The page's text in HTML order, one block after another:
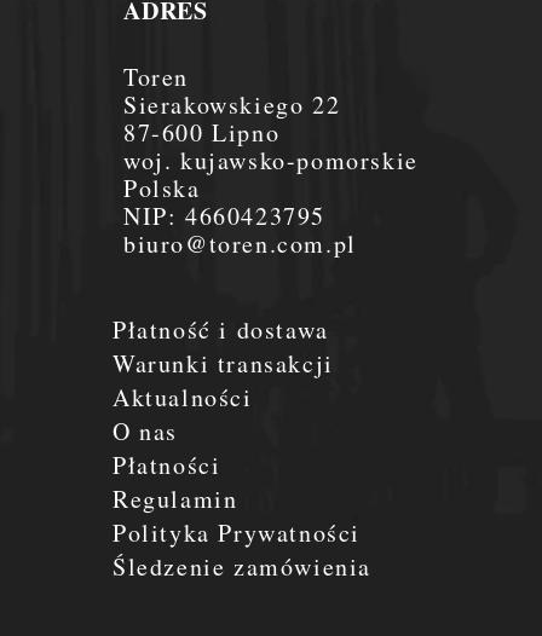
Płatność i dostawa
Warunki transakcji
Aktualności
O nas
Płatności
Regulamin
Polityka Prywatności
Śledzenie zamówienia
ADRES
Toren
Sierakowskiego 22
87-600 Lipno
woj. kujawsko-pomorskie
Polska
NIP:4660423795
biuro@toren.com.pl